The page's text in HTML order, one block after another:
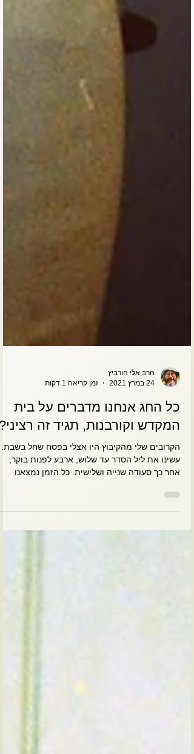
הרב אלי הורביץ
24 במרץ 2021
זמן קריאה 1 דקות
כל החג אנחנו מדברים על בית
המקדש וקורבנות, תגיד זה
הקרובים שלי מהקיבוץ היו אצלי בפסח שחל בשבת.
ביחד,...